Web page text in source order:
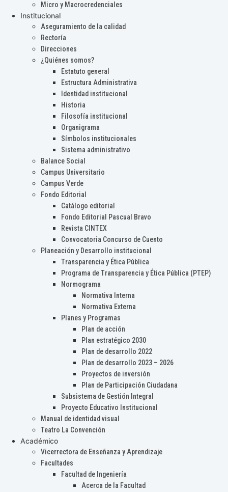
Micro y Macrocredenciales
Institucional
Aseguramiento de la calidad
Rectoría
Direcciones
¿Quiénes somos?
Estatuto general
Estructura Administrativa
Identidad institucional
Historia
Filosofía institucional
Organigrama
Símbolos institucionales
Sistema administrativo
Balance Social
Campus Universitario
Campus Verde
Fondo Editorial
Catálogo editorial
Fondo Editorial Pascual Bravo
Revista CINTEX
Convocatoria Concurso de Cuento
Planeación y Desarrollo institucional
Transparencia y Ética Pública
Programa de Transparencia y Ética Pública (PTEP)
Normograma
Normativa Interna
Normativa Externa
Planes y Programas
Plan de acción
Plan estratégico 2030
Plan de desarrollo 2022
Plan de desarrollo 2023 – 2026
Proyectos de inversión
Plan de Participación Ciudadana
Subsistema de Gestión Integral
Proyecto Educativo Institucional
Manual de identidad visual
Teatro La Convención
Académico
Vicerrectora de Enseñanza y Aprendizaje
Facultades
Facultad de Ingeniería
Acerca de la Facultad